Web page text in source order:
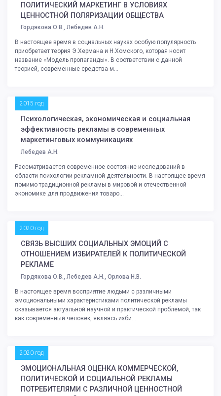
ПОЛИТИЧЕСКИЙ МАРКЕТИНГ В УСЛОВИЯХ
ЦЕННОСТНОЙ ПОЛЯРИЗАЦИИ ОБЩЕСТВА
Гордякова О.В., Лебедев А.Н.
В настоящее время в социальных науках особую популярность
приобретает теория Э.Хермана и Н.Хомского, которая носит
название «Модель пропаганды». В соответствии с данной
теорией, современные средства м...
2015 год
Психологическая, экономическая и социальная
эффективность рекламы в современных
маркетинговых коммуникациях
Лебедев А.Н.
Рассматривается современное состояние исследований в
области психологии рекламной деятельности. В настоящее время
помимо традиционной рекламы в мировой и отечественной
экономике для продвижения товаро...
2020 год
СВЯЗЬ ВЫСШИХ СОЦИАЛЬНЫХ ЭМОЦИЙ С
ОТНОШЕНИЕМ ИЗБИРАТЕЛЕЙ К ПОЛИТИЧЕСКОЙ
РЕКЛАМЕ
Гордякова О.В., Лебедев А.Н., Орлова Н.В.
В настоящее время восприятие людьми с различными
эмоциональными характеристиками политической рекламы
оказывается актуальной научной и практической проблемой, так
как современный человек, являясь изби...
2020 год
ЭМОЦИОНАЛЬНАЯ ОЦЕНКА КОММЕРЧЕСКОЙ,
ПОЛИТИЧЕСКОЙ И СОЦИАЛЬНОЙ РЕКЛАМЫ
ПОТРЕБИТЕЛЯМИ С РАЗЛИЧНОЙ ЦЕННОСТНОЙ